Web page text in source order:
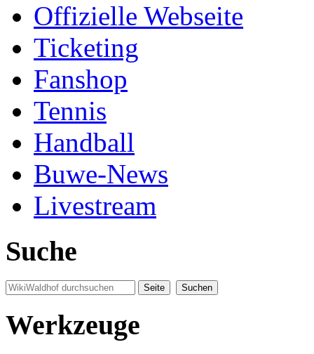
Offizielle Webseite
Ticketing
Fanshop
Tennis
Handball
Buwe-News
Livestream
Suche
Werkzeuge